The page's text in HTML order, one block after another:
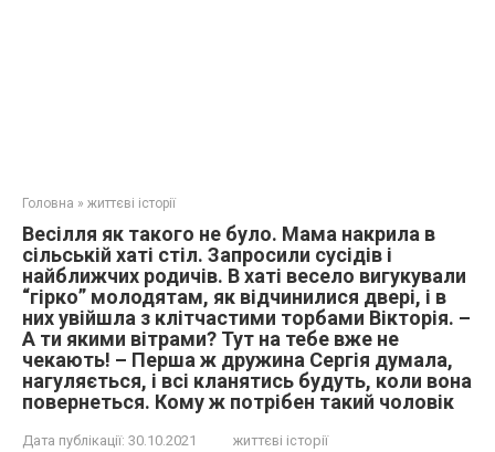
Головна » життєві історії
Весілля як такого не було. Мама накрила в
сільській хаті стіл. Запросили сусідів і
найближчих родичів. В хаті весело вигукували
“гірко” молодятам, як відчинилися двері, і в
них увійшла з клітчастими торбами Вікторія. –
А ти якими вітрами? Тут на тебе вже не
чекають! – Перша ж дружина Сергія думала,
нагуляється, і всі кланятись будуть, коли вона
повернеться. Кому ж потрібен такий чоловік
Дата публікації: 30.10.2021 життєві історії